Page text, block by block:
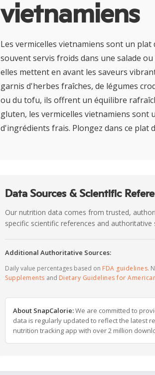
vietnamiens
Les vermicelles vietnamiens sont un
souvent servis froids dans une salade
elles mettent en avant les saveurs
garnis d'herbes fraîches, de légumes
ou du tofu, ils offrent un équilibre
gluten, les vermicelles vietnamiens
d'ingrédients frais. Plongez dans ce plat
Data Sources & Scientific
Our nutrition data comes from trusted,
specific scientific references and
Additional Authoritative Sources:
Daily value percentages based on FDA guidelines.
Supplements and Dietary Guidelines for
About SnapCalorie:We are committed to
data is regularly updated to reflect the latest
nutrition tracking app with over 2 million